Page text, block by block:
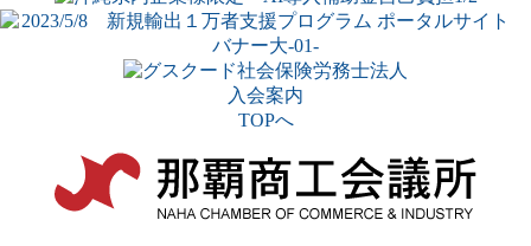
入会案内
TOPへ